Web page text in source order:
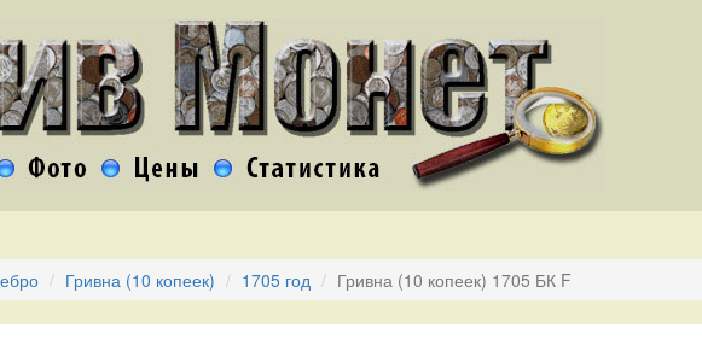
Гривна (10 копеек) 1705 год Гривна (10 копеек) 1705 БК F